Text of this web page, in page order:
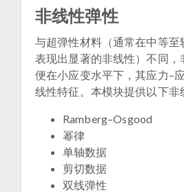
非线性弹性
与超弹性材料（通常在中等至
表现出显著的非线性）不同，
便在小应变水平下，其应力–
线性特征。本模块提供以下非
Ramberg–Osgood
幂律
单轴数据
剪切数据
双线弹性